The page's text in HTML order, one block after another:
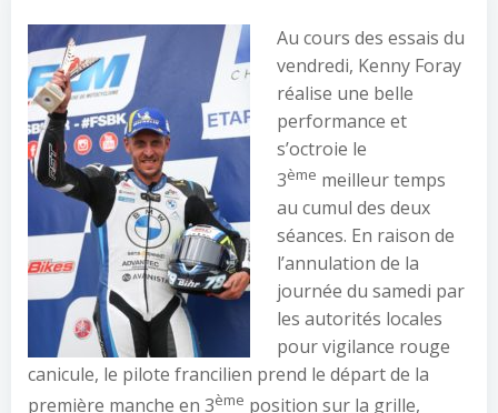
Au cours des essais du
vendredi, Kenny Foray
réalise une belle
performance et
s’octroie le
3ème meilleur temps
au cumul des deux
séances. En raison de
l’annulation de la
journée du samedi par
les autorités locales
pour vigilance rouge
canicule, le pilote francilien prend le départ de la
première manche en 3ème position sur la grille,